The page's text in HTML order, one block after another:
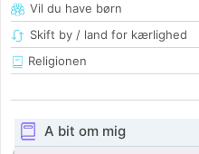
Vil du have børn
Skift by / land for kærlighed
Religionen
A bit om mig